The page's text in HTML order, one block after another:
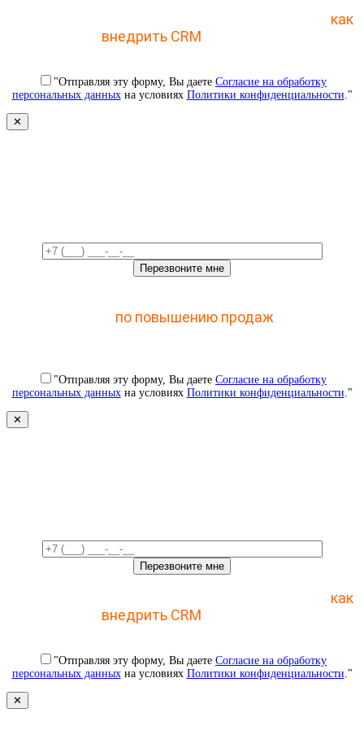
как
внедрить CRM
"Отправляя эту форму, Вы даете Согласие на обработку
персональных данныхна условиях Политики конфиденциальности ."
✕
по повышению продаж
"Отправляя эту форму, Вы даете Согласие на обработку
персональных данныхна условиях Политики конфиденциальности ."
✕
как
внедрить CRM
"Отправляя эту форму, Вы даете Согласие на обработку
персональных данныхна условиях Политики конфиденциальности ."
✕